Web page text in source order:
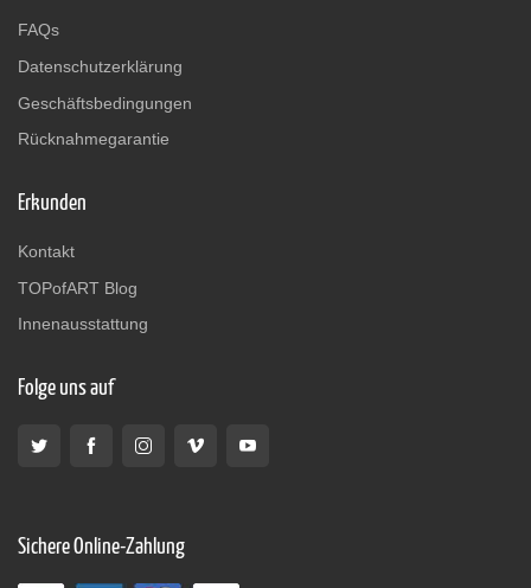
FAQs
Datenschutzerklärung
Geschäftsbedingungen
Rücknahmegarantie
Erkunden
Kontakt
TOPofART Blog
Innenausstattung
Folge uns auf
Sichere Online-Zahlung